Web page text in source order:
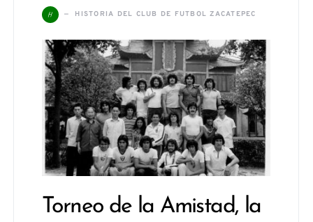
H HISTORIA DEL CLUB DE FUTBOL ZACATEPEC
Torneo de la Amistad, la